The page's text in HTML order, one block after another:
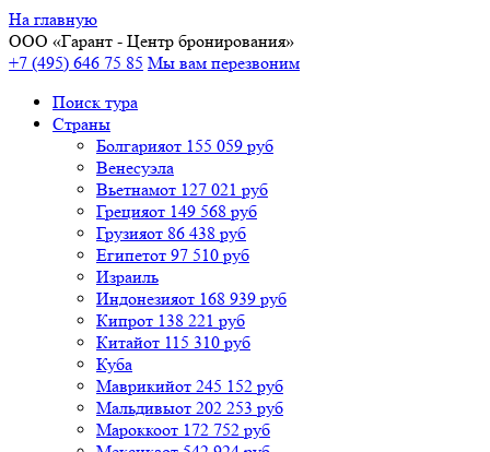
На главную
ООО «Гарант - Центр бронирования»
+7 (495) 646 75 85 Мы вам перезвоним
Поиск тура
Cтраны
Болгарияот 155 059 руб
Венесуэла
Вьетнамот 127 021 руб
Грецияот 149 568 руб
Грузияот 86 438 руб
Египетот 97 510 руб
Израиль
Индонезияот 168 939 руб
Кипрот 138 221 руб
Китайот 115 310 руб
Куба
Маврикийот 245 152 руб
Мальдивыот 202 253 руб
Мароккоот 172 752 руб